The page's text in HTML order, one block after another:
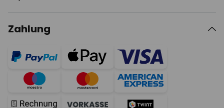
Zahlung